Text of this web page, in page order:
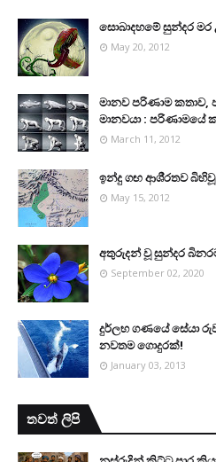
සොබාදහමේ සුන්දර
May 20, 2012
මානව පරිණාම කතාව,
මානවයා : පරිණාමයේ
March 11, 2012
ඉන්දු ගඟ ආශි‍්‍රතව බිහිවූ
May 15, 2012
අතුරුදන් වූ සුන්දර
September 02, 2020
දුර්ලභ ගණයේ සේයා
නවතම ගොදුරක්!
January 03, 2013
තවත් ලිපි